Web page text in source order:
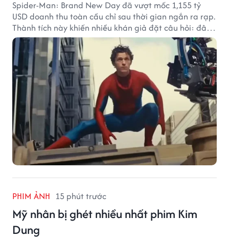
Spider-Man: Brand New Day đã vượt mốc 1,155 tỷ
USD doanh thu toàn cầu chỉ sau thời gian ngắn ra rạp.
Thành tích này khiến nhiều khán giả đặt câu hỏi: đâu
sẽ là cột mốc tiếp theo của Người Nhện?
PHIM ẢNH 15 phút trước
Mỹ nhân bị ghét nhiều nhất phim Kim
Dung